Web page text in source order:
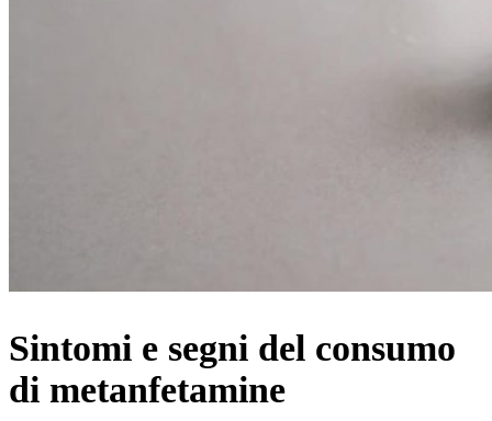
Sintomi e segni del consumo
di metanfetamine